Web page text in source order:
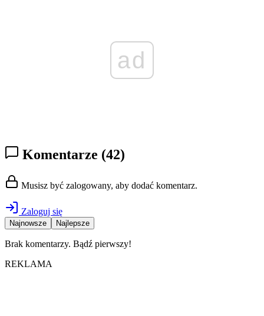
ad
Komentarze (42)
Musisz być zalogowany, aby dodać komentarz.
Zaloguj się
Najnowsze Najlepsze
Brak komentarzy. Bądź pierwszy!
REKLAMA